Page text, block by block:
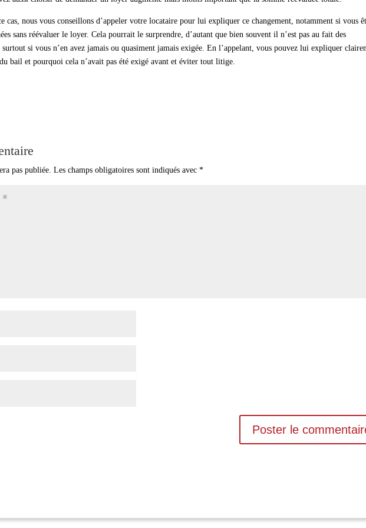
cas, nous vous conseillons d’appeler votre locataire pour lui expliquer ce changement, notamment si vous
sans réévaluer le loyer. Cela pourrait le surprendre, d’autant que bien souvent il n’est pas au fait des
si vous n’en avez jamais ou quasiment jamais exigée. En l’appelant, vous pouvez lui expliquer
bail et pourquoi cela n’avait pas été exigé avant et éviter tout litige.
pas publiée. Les champs obligatoires sont indiqués avec*